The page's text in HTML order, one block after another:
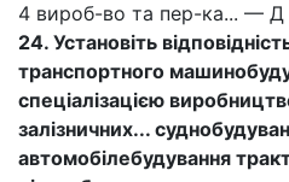
4 вироб-во та пер-ка... — Д
24. Установіть
транспортного
спеціалізацією
залізничних...
автомобілебудування